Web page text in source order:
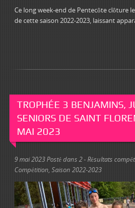
Ce long week-end de Pentecôte clôture
de cette saison 2022-2023, laissant
TROPHÉE 3 BENJAMINS,
SENIORS DE SAINT
MAI 2023
9 mai 2023Posté dans 2 - Résultats
Compétition, Saison 2022-2023